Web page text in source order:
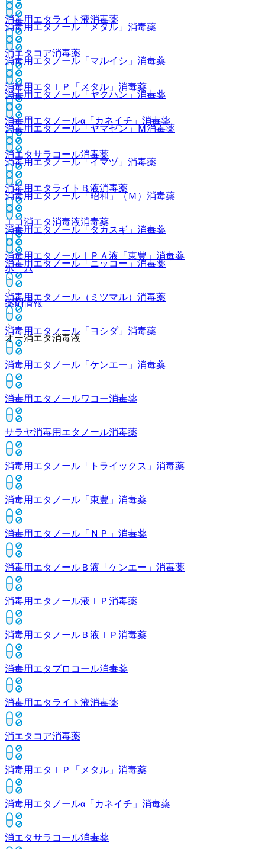
消毒用エタライト液消毒薬
消エタコア消毒薬
消毒用エタＩＰ「メタル」 消毒薬
消毒用エタノールα「カネイチ」 消毒薬
消エタサラコール消毒薬
消毒用エタライトＢ液消毒薬
エコ消エタ消毒液消毒薬
消毒用エタノールＩＰＡ液「東豊」 消毒薬
ホーム
薬剤情報
オー消エタ消毒液
消毒用エタノール「メタル」 消毒薬
消毒用エタノール「マルイシ」 消毒薬
消毒用エタノール「ヤクハン」消毒薬
消毒用エタノール「ヤマゼン」Ｍ消毒薬
消毒用エタノール「イマヅ」 消毒薬
消毒用エタノール「昭和」（Ｍ） 消毒薬
消毒用エタノール「タカスギ」 消毒薬
消毒用エタノール「ニッコー」消毒薬
消毒用エタノール（ミツマル） 消毒薬
消毒用エタノール「ヨシダ」 消毒薬
消毒用エタノール「ケンエー」 消毒薬
消毒用エタノールワコー消毒薬
サラヤ消毒用エタノール消毒薬
消毒用エタノール「トライックス」 消毒薬
消毒用エタノール「東豊」 消毒薬
消毒用エタノール「ＮＰ」 消毒薬
消毒用エタノールＢ液「ケンエー」 消毒薬
消毒用エタノール液ＩＰ 消毒薬
消毒用エタノールＢ液ＩＰ 消毒薬
消毒用エタプロコール消毒薬
消毒用エタライト液消毒薬
消エタコア消毒薬
消毒用エタＩＰ「メタル」 消毒薬
消毒用エタノールα「カネイチ」 消毒薬
消エタサラコール消毒薬